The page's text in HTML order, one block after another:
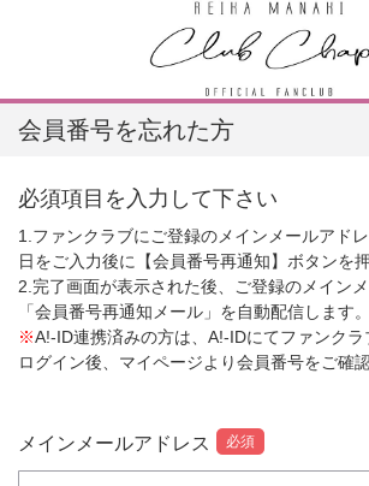
会員番号を忘れた方
必須項目を入力して下さい
1.ファンクラブにご登録のメインメールアド
日をご入力後に【会員番号再通知】ボタンを
2.完了画面が表示された後、ご登録のメイン
「会員番号再通知メール」を自動配信します。
※A!-ID連携済みの方は、A!-IDにてファンクラ
ログイン後、マイページより会員番号をご確認
メインメールアドレス 必須